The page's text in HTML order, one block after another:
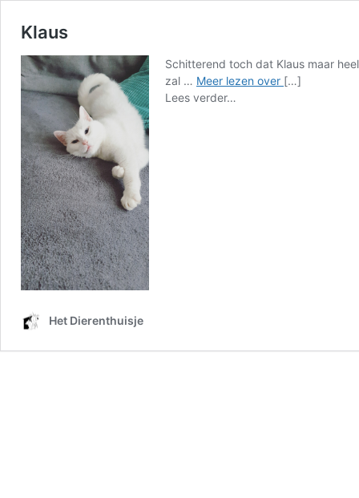
Klaus
Schitterend toch dat Klaus maar
zal … Meer lezen over Klaus
[…]
Lees verder…
Het Dierenthuisje